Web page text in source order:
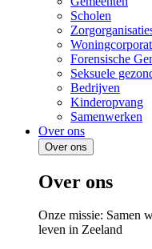
Scholen
Forensische
Seksuele
Bedrijven
Kinderopvang
Samenwerken
Over ons
Over ons
Over ons
Onze missie: Samen
leven in Zeeland